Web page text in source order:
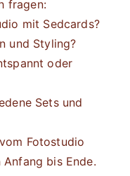
fragen:
mit Sedcards?
und Styling?
oder
Sets und
Fotostudio
bis Ende.